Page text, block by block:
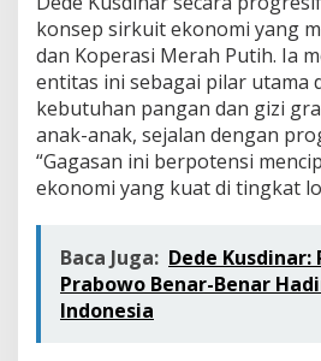
konsep sirkuit ekonomi yang
dan Koperasi Merah Putih. Ia
entitas ini sebagai pilar utama
kebutuhan pangan dan gizi
anak-anak, sejalan dengan
“Gagasan ini berpotensi
ekonomi yang kuat di tingkat
Baca Juga: Dede Kusdinar:
Prabowo Benar-Benar
Indonesia